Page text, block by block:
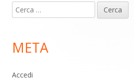
piè
pagina
Ricerca
per:
META
Accedi